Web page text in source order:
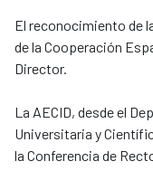
El reconocimiento de
de la Cooperación
Director.
La AECID, desde el
Universitaria y
la Conferencia de